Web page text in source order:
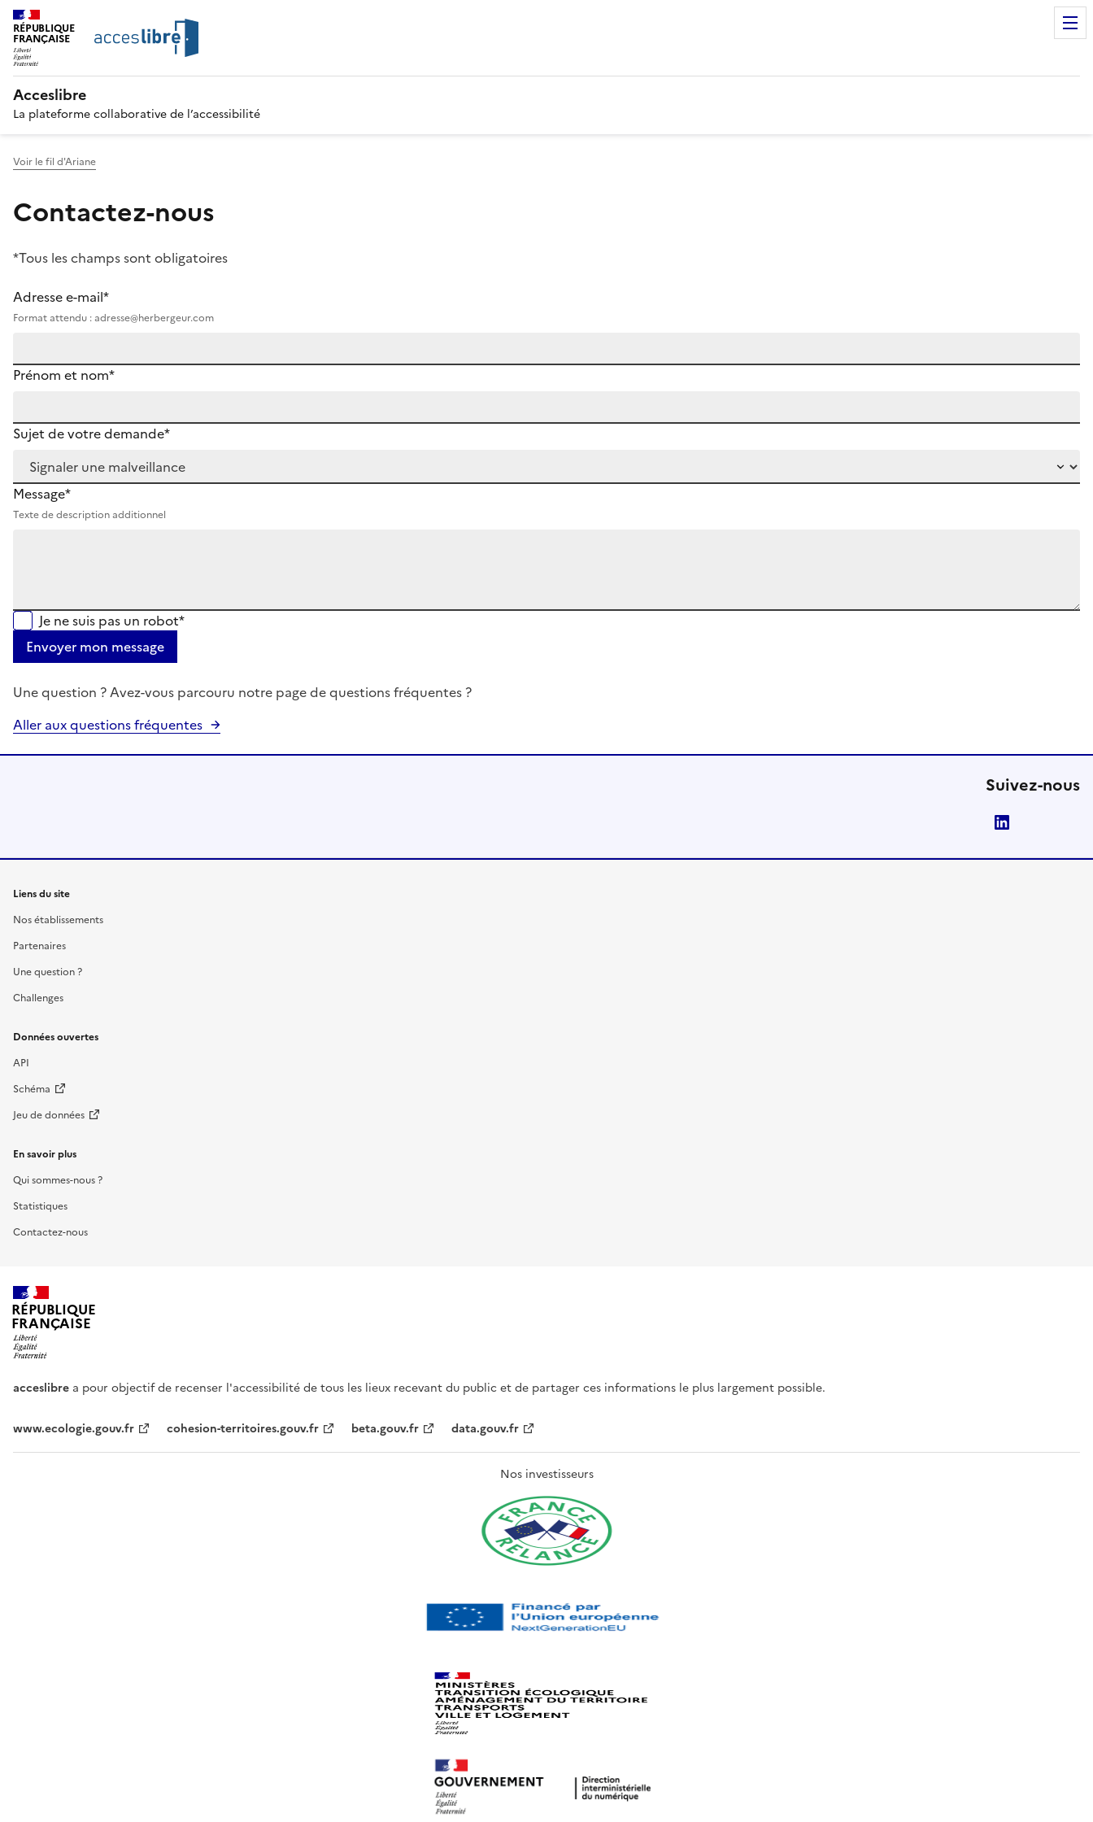
RÉPUBLIQUE
FRANÇAISE
Acceslibre
La plateforme collaborative de l’accessibilité
Voir le fil d'Ariane
Contactez-nous
*Tous les champs sont obligatoires
Adresse e-mail*
Format attendu : adresse@herbergeur.com
Prénom et nom*
Sujet de votre demande*
Message*
Texte de description additionnel
Je ne suis pas un robot*
Envoyer mon message
Une question ? Avez-vous parcouru notre page de questions fréquentes ?
Aller aux questions fréquentes
Suivez-nous
Liens du site
Nos établissements
Partenaires
Une question ?
Challenges
Données ouvertes
API
Schéma
Jeu de données
En savoir plus
Qui sommes-nous ?
Statistiques
Contactez-nous
RÉPUBLIQUE
FRANÇAISE
acceslibre a pour objectif de recenser l'accessibilité de tous les lieux recevant du public et de partager ces informations le plus largement possible.
www.ecologie.gouv.fr cohesion-territoires.gouv.fr beta.gouv.fr data.gouv.fr
Nos investisseurs